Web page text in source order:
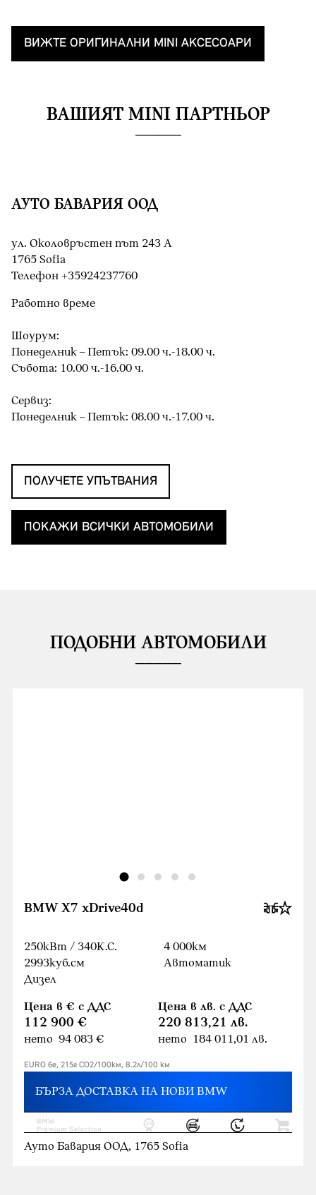
ВИЖТЕ OРИГИНАЛНИ MINI AКСЕСОАРИ
ВАШИЯТ MINI ПАРТНЬОР
АУТО БАВАРИЯ ООД
ул. Околовръстен път 243 А
1765 Sofia
Teлефон +35924237760
Работно време
Шоурум:
Понеделник – Петък: 09.00 ч.-18.00 ч.
Събота: 10.00 ч.-16.00 ч.
Сервиз:
Понеделник – Петък: 08.00 ч.-17.00 ч.
ПОЛУЧЕТЕ УПЪТВАНИЯ
ПОКАЖИ ВСИЧКИ АВТОМОБИЛИ
ПОДОБНИ АВТОМОБИЛИ
BMW X7 xDrive40d
250кВт / 340К.С.
2993куб.cм
Дизел
4 000км
Автоматик
Цена в € с ДДС
112 900 €
нето 94 083 €
Цена в лв. с ДДС
220 813,21 лв.
нето 184 011,01 лв.
EURO 6e, 215г CO2/100км, 8.2л/100 км
БЪРЗА ДОСТАВКА НА НОВИ BMW
Ауто Бавария ООД, 1765 Sofia